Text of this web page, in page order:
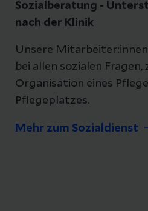
Sozialberatung -
nach der Klinik
Unsere
bei allen sozialen
Organisation eines
Pflegeplatzes.
Mehr zum Sozialdienst